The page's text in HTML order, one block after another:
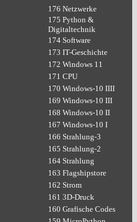
176 Netzwerke
175 Python &
Digitaltechnik
174 Software
173 IT-Geschichte
172 Windows 11
171 CPU
170 Windows-10 IIII
169 Windows-10 III
168 Windows-10 II
167 Windows-10 I
166 Strahlung-3
165 Strahlung-2
164 Strahlung
163 Flagshipstore
162 Strom
161 3D-Druck
160 Grafische Codes